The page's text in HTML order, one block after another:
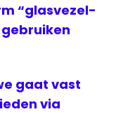
“glasvezel-
gaat vast
via